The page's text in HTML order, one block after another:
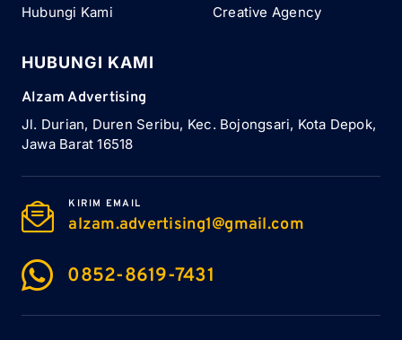
Hubungi Kami
Creative Agency
HUBUNGI KAMI
Alzam Advertising
Jl. Durian, Duren Seribu, Kec. Bojongsari, Kota Depok,
Jawa Barat 16518
KIRIM EMAIL
alzam.advertising1@gmail.com
0852-8619-7431